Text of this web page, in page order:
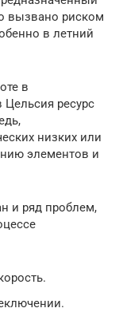
вызвано риском
в летний
в
Цельсия ресурс
низких или
элементов и
и ряд проблем,